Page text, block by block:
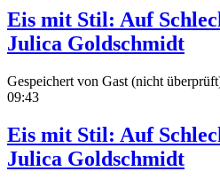
Eis mit Stil: Auf
Julica Goldschmidt
Gespeichert von Gast (nicht
09:43
Eis mit Stil: Auf
Julica Goldschmidt